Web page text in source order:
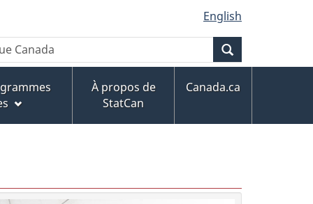
English
À propos de
StatCan
Canada.ca